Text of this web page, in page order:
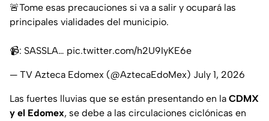
🚨Tome esas precauciones si va a salir y ocupará las
principales vialidades del municipio.
📹: SASSLA… pic.twitter.com/h2U9IyKE6e
— TV Azteca Edomex (@AztecaEdoMex) July 1, 2026
Las fuertes lluvias que se están presentando en la CDMX
y el Edomex, se debe a las circulaciones ciclónicas en